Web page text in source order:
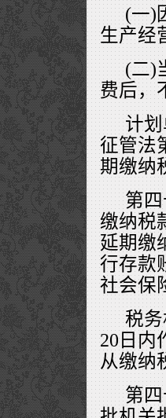
(一)
生产经
(二)
费后，
计
征管法
期缴纳
第
缴纳税
延期缴
行存款
社会保
税
20日内
从缴纳
第